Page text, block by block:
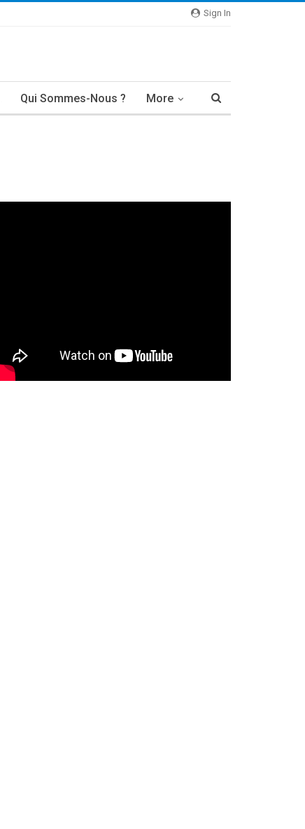
Sign In
Qui Sommes-Nous ? More